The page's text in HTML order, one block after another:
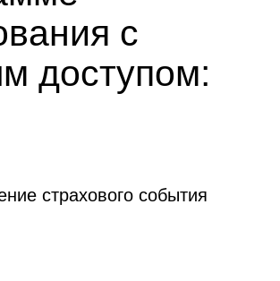
с
доступом:
страхового события